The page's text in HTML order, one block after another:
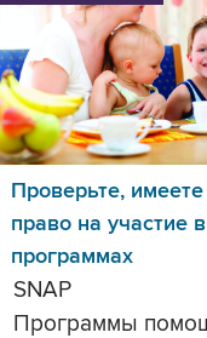
Проверьте,
право на участие
программах
SNAP
Программы